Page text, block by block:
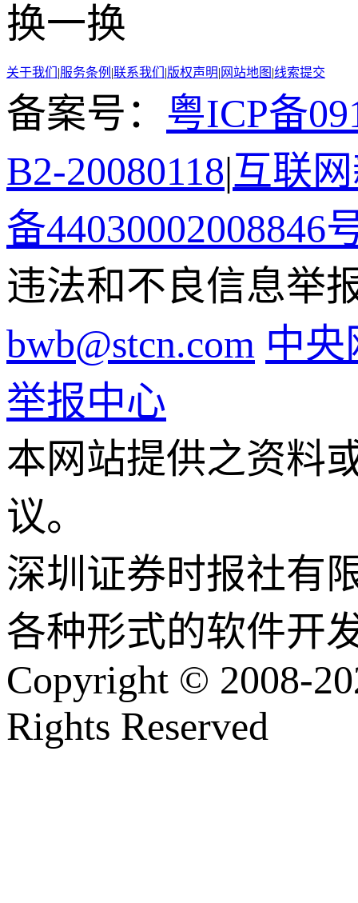
换一换
关于我们 |服务条例 |联系我们 |版权声明| 网站地图 |线索提交
备案号： 粤ICP备
B2-20080118|互联
备44030002008846
违法和不良信息举
bwb@stcn.com 中
举报中心
本网站提供之资料
议。
深圳证券时报社有
各种形式的软件开
Copyright © 2008-
Rights Reserved